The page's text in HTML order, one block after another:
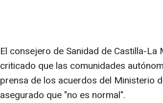
El consejero de Sanidad de Castilla-La
criticado que las comunidades
prensa de los acuerdos del Ministerio
asegurado que "no es normal".